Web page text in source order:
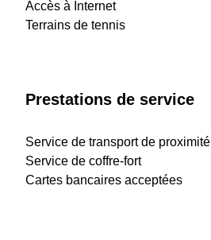
Accès à Internet
Terrains de tennis
Prestations de service
Service de transport de proximité
Service de coffre-fort
Cartes bancaires acceptées